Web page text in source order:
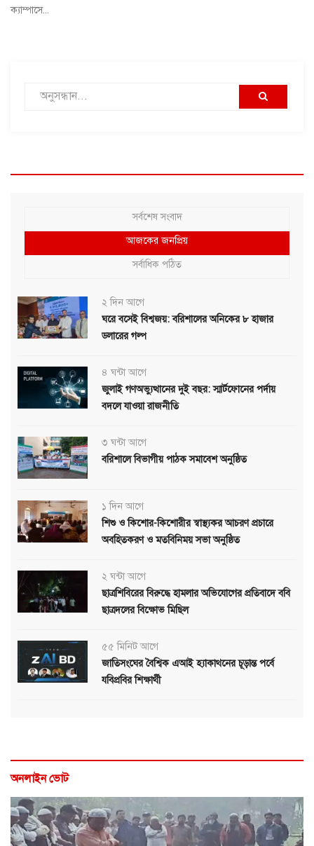
ক্যাম্পাসে...
সর্বশেষ সংবাদ
আজকের জনপ্রিয়
সর্বাধিক পঠিত
২ দিন আগে
ঘরে বসেই বিশ্বজয়: বরিশালের অনিকের ৮ হাজার
ডলারের গল্প
৪ ঘন্টা আগে
জুলাই গণঅভ্যুত্থানের দুই বছর: স্মার্টফোনের পর্দায়
বদলে যাওয়া রাজনীতি
৩ ঘন্টা আগে
বরিশালে বিভাগীয় পাঠক সমাবেশ অনুষ্ঠিত
১ দিন আগে
শিশু ও কিশোর-কিশোরীর স্বাস্থ্যকর আচরণ প্রচারে
অবহিতকরণ ও মতবিনিময় সভা অনুষ্ঠিত
২ ঘন্টা আগে
ছাত্রশিবিরের বিরুদ্ধে হামলার অভিযোগের প্রতিবাদে ববি
ছাত্রদলের বিক্ষোভ মিছিল
৫৫ মিনিট আগে
জাতিসংঘের বৈশ্বিক এআই হ্যাকাথনের চূড়ান্ত পর্বে
যবিপ্রবির শিক্ষার্থী
অনলাইন ভোট